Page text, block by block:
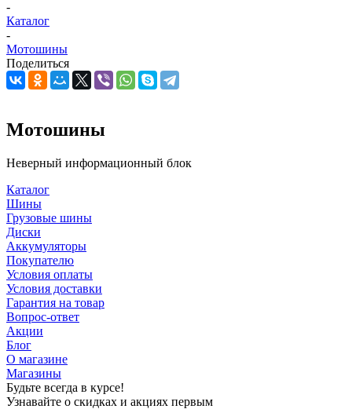
-
Каталог
-
Мотошины
Поделиться
Мотошины
Неверный информационный блок
Каталог
Шины
Грузовые шины
Диски
Аккумуляторы
Покупателю
Условия оплаты
Условия доставки
Гарантия на товар
Вопрос-ответ
Акции
Блог
О магазине
Магазины
Будьте всегда в курсе!
Узнавайте о скидках и акциях первым